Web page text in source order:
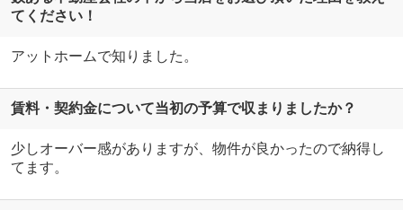
てください！
アットホームで知りました。
賃料・契約金について当初の予算で収まりましたか？
少しオーバー感がありますが、物件が良かったので納得し
てます。